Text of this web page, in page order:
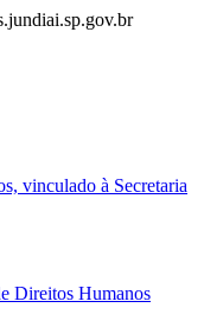
vinculado à Secretaria
Direitos Humanos